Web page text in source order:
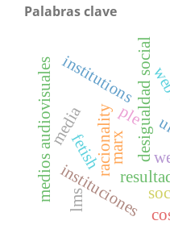
Palabras clave
desigualdad social
racionality
institutions
instituciones
fetishmarx
media
medios audiovisuales ple
lms